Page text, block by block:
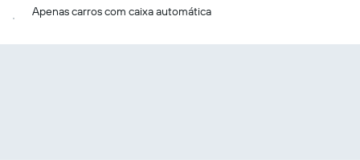
Apenas carros com caixa automática